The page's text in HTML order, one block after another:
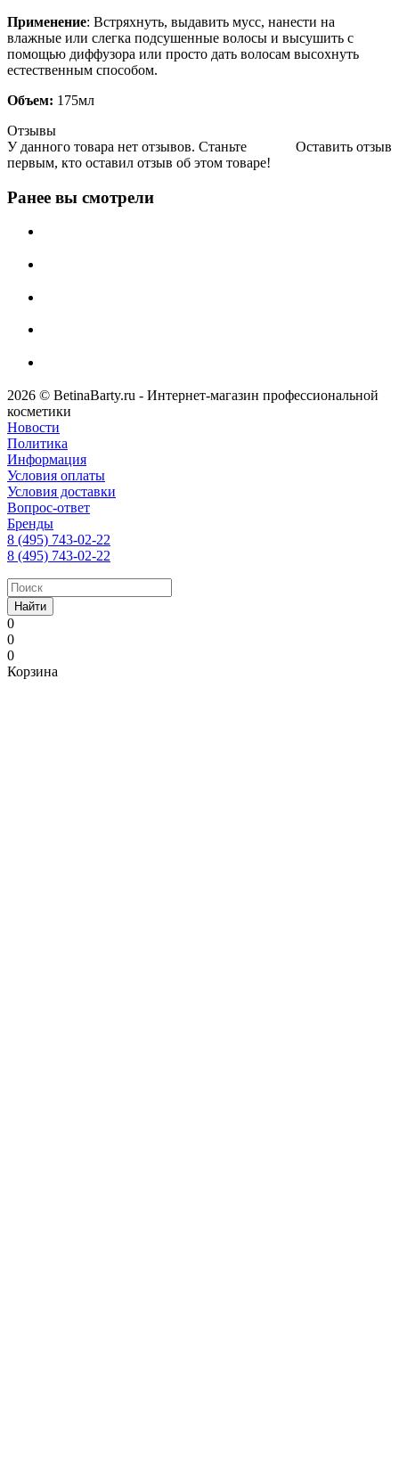
Применение: Встряхнуть, выдавить мусс, нанести на
влажные или слегка подсушенные волосы и высушить с
помощью диффузора или просто дать волосам высохнуть
естественным способом.
Объем: 175мл
Отзывы
Оставить отзыв
У данного товара нет отзывов. Станьте
первым, кто оставил отзыв об этом товаре!
Ранее вы смотрели
2026 © BetinaBarty.ru - Интернет-магазин профессиональной
косметики
Новости
Политика
Информация
Условия оплаты
Условия доставки
Вопрос-ответ
Бренды
8 (495) 743-02-22
8 (495) 743-02-22
Найти
0
0
0
Корзина